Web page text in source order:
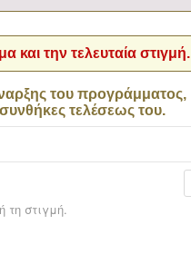
την τελευταία στιγμή.
του προγράμματος,
τελέσεως του.
στιγμή.